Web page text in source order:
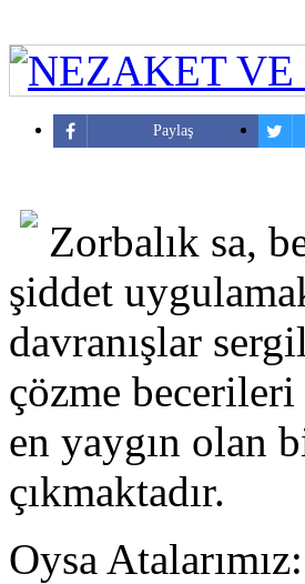
Paylaş
Zorbalık sa,
şiddet
davranışlar
çözme becerileri
en yaygın olan
çıkmaktadır.
Oysa Atalarımız: